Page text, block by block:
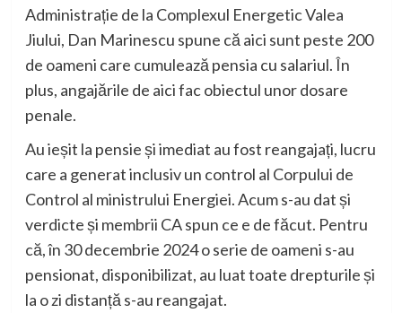
Administrație de la Complexul Energetic Valea
Jiului, Dan Marinescu spune că aici sunt peste 200
de oameni care cumulează pensia cu salariul. În
plus, angajările de aici fac obiectul unor dosare
penale.
Au ieșit la pensie și imediat au fost reangajați, lucru
care a generat inclusiv un control al Corpului de
Control al ministrului Energiei. Acum s-au dat și
verdicte și membrii CA spun ce e de făcut. Pentru
că, în 30 decembrie 2024 o serie de oameni s-au
pensionat, disponibilizat, au luat toate drepturile și
la o zi distanță s-au reangajat.